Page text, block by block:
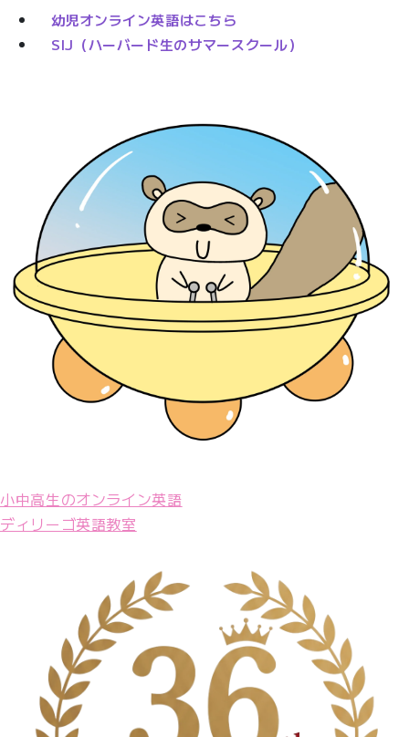
幼児オンライン英語はこちら
SIJ（ハーバード生のサマースクール）
小中高生のオンライン英語
ディリーゴ英語教室